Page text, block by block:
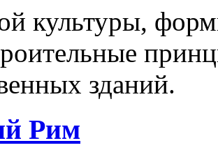
культуры,
зданий.
Рим